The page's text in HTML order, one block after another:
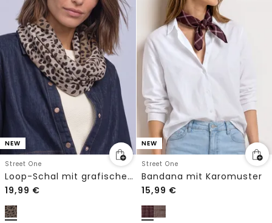
NEW
Street One
Loop-Schal mit grafischem Muster
19,99 €
NEW
Street One
Bandana mit Karomuster
15,99 €